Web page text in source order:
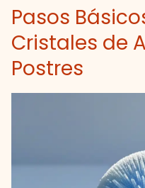
Pasos
Cristales de
Postres